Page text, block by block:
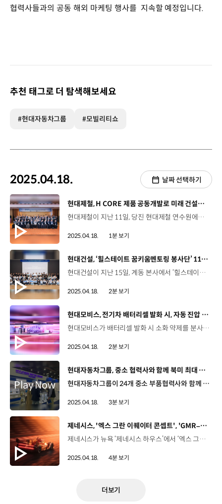
협력사들과의 공동 해외 마케팅 행사를 지속할 예정입니다.
추천 태그로 더 탐색해보세요
#현대자동차그룹 #모빌리티쇼
2025.04.18. 날짜 선택하기
[동영상]
현대제철, H CORE 제품 공동개발로 미래 건설기술 선도
현대제철이 지난 11일, 당진 현대제철 연수원에서 'H CORE SOLUTION Partner Kick Off 2025'를 개최했습니다. 현대제철은 국내 건설 분야 산·학·연과 건설 공법 및 신기술을 개발하기 위해 H CORE SOLUTION 공모전을 진행해 왔는데요. 이번 행사에서는 지난해 하반기에 개최된 제 2회 H CORE SOLUTION 공모전에서 선정된 총 14건의 과제를 공유하고, 앞으로의 연구 내용과 사업화 전략, 기대효과 등을 논의하는 자리가 마련됐습니다. 현대제철은 각 기관과 공동연구를 진행해 미래 건설기술을 선도하고, 고객 요구에 효과적으로 대응할 예정인데요. 앞으로도 파트너사와 협업을 통해 건설 밸류체인을 강화하고 동반성장을 도모할 계획입니다.
2025.04.18. 1분 보기
[동영상]
현대건설, ‘힐스테이트 꿈키움멘토링 봉사단’ 11기 출범
현대건설이 지난 15일, 계동 본사에서 ‘힐스테이트 꿈키움멘토링 봉사단’ 11기 발대식을 개최했습니다. 꿈키움 멘토링 봉사단은 청소년 멘티, 대학생 멘토, 임직원이 3인 1조로 구성돼, 약 1년간 진로 탐색 및 학습 지원 등 미래 인재를 육성하고 지속가능한 사회적 가치를 실현하는 프로그램인데요. 지난 2014년부터 재능 기부를 통해 청소년 역량 강화와 사교육비 절감, 장학금 지급 등의 사회적 성과를 창출했습니다. 이한우 대표이사 / 현대건설 이번 꿈키움멘토링 활동이 참여하는 모든 이에게 행복한 추억으로 기억되기를 바라며 청소년과 대학생 여러분들이 보다 과감히 도전하고 더 큰 미래를 향해 질주할 수 있는 계기가 되기를 희망합니다. 저와 현대건설, 현대건설 임직원도 여러분 모두의 꿈을 응원하며 최선의 지원을 아끼지 않겠습니다. 특히, 10년간 누적 인원 534명이 참여하며 멘티가 멘토로 성장하는 선순환형 사회공헌 프로그램으로 자리매김했습니다. 안제형 직원멘토 / 현대건설 HR개선팀청소년과 대학생 그리고 직원들까지 각자가 진로에 대한 고민들이 되게 많이 있을 텐데 그런 고민들을 나누고 공유하면서 서로에게 소중한 시간이 될 수 있도록 좋은 추억 많이 만들고 싶습니다. 김나영 홍보서포터즈 / 힐스테이트 꿈키움멘토링 봉사단11기 꿈키움멘토링 봉사단 발대식에 참여하게 되어 진심으로 기쁩니다. 치열하게 고민하고 진심으로 움직이며 앞으로의 활동 널리 알리도록 노력하겠습니다. 현대건설은 앞으로도 지속가능한 미래를 위한 ESG를 실천하며 교육, 지역 중심의 사회공헌 활동을 확대해 나갈 예정입니다.
2025.04.18. 2분 보기
[동영상]
현대모비스, 전기차 배터리셀 발화 시, 자동 진압 기술
현대모비스가 배터리셀 발화 시 소화 약제를 분사해 화재를 즉시 진압하는 신기술을 개발했습니다. 이번에 공개된 BSA기술은 배터리관리시스템(BMS)과 소화장치, 배터리 케이스 등으로 구성된 하드웨어, 이를 제어하는 소프트웨어 로직으로 구성되는데요. 우선 배터리셀이 발화하면 배터리관리시스템(BMS)은 실시간 데이터를 바탕으로 이상 징후를 판단하고, 약제 분사 위치를 설정한 뒤 소화 장치를 작동시킴으로써 열폭주를 사전에 차단하게 됩니다. 특히, 배터리시스템 내부에는 가정용 소화기의 5배에 달하는 소화 약제가 탑재돼있어 화재 진압에 효과적입니다. 박용준 상무 / 현대모비스 배터리시스템연구실 (소화장치를 적용해) 화염이 외부로 노출이 안 되게끔 방지하는 구조이며, BSA를 적용하면 수 분 내에 화염이 연소됨으로써 고객들의 안전을 향상시킬 수 있는 기술이라고 판단하고 있습니다. 최근 주행거리를 향상시킨 전기차들이 등장하며 배터리시스템의 안전 기준도 더욱 까다로워지고 있는데요, 현대모비스는 앞으로도 글로벌 기준을 상회하고 하드웨어와 소프트웨어가 통합된, 고도화된 배터리시스템을 개발해 글로벌 시장에 선보여 나갈 계획입니다.
2025.04.18. 2분 보기
[동영상]
현대자동차그룹, 중소 협력사와 함께 북미 최대 모빌리티 기술 전시회 참가
현대자동차그룹이 24개 중소 부품협력사와 함께 북미 최대 모빌리티 기술 전시회 ‘WCX 2025’에 공동 참가했습니다. 현대자동차그룹은 수출 환경 급변으로 어려움을 겪는 중소 협력사를 위해 ‘현대자동차그룹 협력사관’을 구축하고, 신기술 및 제품 전시, 전세계 바이어들과의 원활한 상담을 지원했는데요. 부품협력사들은 글로벌 완성차업체 및 대형 부품사들과 직접 네트워킹을 하며 수출 상담과 신규 파트너십 제안 등 다양한 비즈니스 활동을 펼쳤습니다. 현대자동차그룹 협력사관에는 총 24개사가 참여했으며, 전시회 기간 동안 미국, 일본, 독일, 사우디아라비아 등 주요국 84개 기업과 9천 4백만 달러의 수출 상담 실적을 올렸습니다. 정희섭 상무 / 현대자동차·기아 상생협력실현대자동차그룹에서는 2018년도부터 약 490여 개 중소 협력사에 대해서 해외 수출 판로 개척을 위한 마케팅 지원 사업을 진행해 오고 있습니다. 글로벌 경쟁력을 갖추고 있는 협력사들이 적극적으로 수출 판로 개척을 할 수 있도록 현대자동차그룹에서는 적극적으로 지원하도록 하겠습니다. 또한, 현대자동차그룹은 해외 판로 개척과 수출을 위한 전략과 노하우를 공유하는 특별 세미나도 마련해, 현장 상담이 실제 계약으로 이어질 수 있도록 지원했습니다. 오원현 대표 / 세인아이엔디 (현대자동차그룹 협력사)이번 기회를 통해서 세계 바이어들에게 저희의 좋은 제품들을 소개하고 또 진성 고객을 만날 수 있는 기회로 삼아야 될 것으로 생각이 됩니다. 배효근 차장 / 성림첨단산업 (현대자동차그룹 협력사)최근에 대외 무역 환경의 불확실성 속에서 실질적인 수출 마케팅 지원을 받아서 많은 잠재 고객, 파트너사들과의 교류를 통해서 살아 있는 시장의 현황을 확인할 수 있었습니다. 현대자동차그룹은 WCX에 이어 인도, 일본, 독일에서도 협력사들과의 공동 해외 마케팅 행사를 지속할 예정입니다.
2025.04.18. 3분 보기
[동영상]
제네시스, '엑스 그란 이퀘이터 콘셉트', 'GMR–001’ 실차 디자인 공개
제네시스가 뉴욕 ‘제네시스 하우스’에서 ‘엑스 그란 이퀘이터 콘셉트’와 ‘GMR-001 하이퍼카’의 실차 디자인을 최초 공개했습니다. 현지시간으로 지난 15일, 뉴욕 ‘제네시스 하우스’에서는 열린 행사에는 글로벌 미디어들이 참석한 가운데 공개 행사가 진행됐는데요. 호세 무뇨스 사장 / 현대자동차 대표이사제네시스가 처음 론칭했을 때, 한국 고유의 문화 유산에서 영감을 받아 새로운 럭셔리 모빌리티 시대를 여는 것을 목표로 했으며, 이는 차량을 넘어 환대에 중점을 두고 있습니다. 현대자동차 최초의 럭셔리 브랜드인 제네시스는 10년도 채 되지 않아 글로벌 자동차 시장에 영향을 미치고 있습니다. 제네시스는 성장하고 있을 뿐 아니라 번창하고 있으며, 기대치를 뛰어넘어 시장에 새로운 기준을 만들고 있습니다. '엑스 그란 이퀘이터 콘셉트'는 도로 위에서의 정교함과 험로에서의 강인함을 동시에 갖춘 전동화 기반의 오프로더 SUV 콘셉트 모델인데요. '엑스 그란 이퀘이터 콘셉트'의 외관은 '환원주의적 디자인'을 기반으로 깔끔한 라인과 간결한 표면을 강조했으며 긴 후드와 세련된 캐빈, 가파른 C-필러로 기존 SUV에서 볼 수 없는 독특한 실루엣을 완성했습니다. 이와 함께, 아웃도어 장비 적재를 위한 루프랙과 휠 손상을 방지할 수 있는 휠 클래딩, 타이어가 벌어지지 않도록 나사를 사용해 타이어를 고정한 비드락 휠 등 험로 주행에 최적화된 디자인 요소를 갖췄습니다. 루크 동커볼케 사장 / 현대자동차오늘은 SUV의 원점으로 돌아가 보려고 합니다. 오프로드 차량이 우리에게 열어 준 광활한 공간을 떠올려 보시기 바랍니다. 잘 알려지지 않은 길에서 모험과 여행을 즐기고, 모두가 당연하게 여기는 자연을 재발견하며, 이 모든 것을 가장 세련되고 럭셔리한 환경에서 즐길 수 있습니다. 순수하고 자신감 넘치는 디자인과 놀라운 비율, 가장 고급스럽고 편안한 좌석, 4개의 달 모양 지붕을 즐겨보시기 바랍니다. 제네시스는 2026년부터 레이싱에 투입될 'GMR-001 하이퍼카’의 실차 디자인 모델도 최초로 공개했는데요. 오렌지 컬러에 한글 ‘마그마’를 녹여낸 ‘제네시스 마그마 레이싱’팀의 리버리를 처음 반영한 모델로, 한국적 미학과 브랜드 고유의 아이덴티티를 살린 제네시스만의 디자인이 적용됐습니다. 또한 제네시스는 제네시스 마그마 레이싱팀의 공식 슈트 디자인을 공개했는데요, 제네시스 고유의 두 줄 디자인과 지-매트릭스(G-Matrix) 패턴을 적용해 브랜드와 차량, 드라이버 간의 연결성을 높인 것이 특징입니다. 시릴 아비테불 상무 / 현대모터스포츠 법인장제네시스는 2026년 WEC와 같은 다가올 레이싱에 출전하기위해 테스트를 시작할 계획입니다. WEC는 제네시스 브랜드에 적합한 발판이 될 것으로 생각하며, 2027년에는 미국에 기반을 둔 팀과 함께 IMSA 주관 경기에도 출전할 예정입니다. 제네시스는 오는 27일까지 열리는 ‘2025 뉴욕 오토쇼’ 에서 '엑스 그란 이퀘이터 콘셉트'와 'GMR-001 하이퍼카’ 실차 디자인을 제네시스 주요 모델과 함께 전시하고 있습니다.
2025.04.18. 4분 보기
더보기